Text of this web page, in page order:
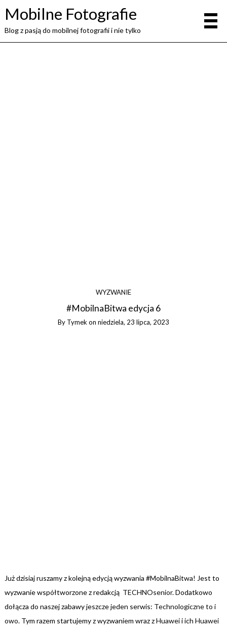
Mobilne Fotografie
Blog z pasją do mobilnej fotografii i nie tylko
WYZWANIE
#MobilnaBitwa edycja 6
By Tymekon niedziela, 23 lipca, 2023
Już dzisiaj ruszamy z kolejną edycją wyzwania #MobilnaBitwa! Jest to
wyzwanie współtworzone z redakcją TECHNOsenior. Dodatkowo
dołącza do naszej zabawy jeszcze jeden serwis: Technologiczne to i
owo. Tym razem startujemy z wyzwaniem wraz zHuaweii ich Huawei